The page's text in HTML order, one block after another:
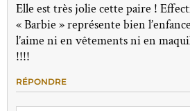
Elle est très jolie cette paire !
« Barbie » représente bien
l’aime ni en vêtements ni en
!!!!
RÉPONDRE